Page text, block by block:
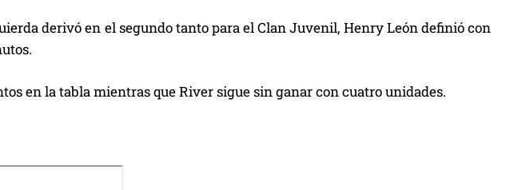
derivó en el segundo tanto para el Clan Juvenil, Henry León definió con
en la tabla mientras que River sigue sin ganar con cuatro unidades.